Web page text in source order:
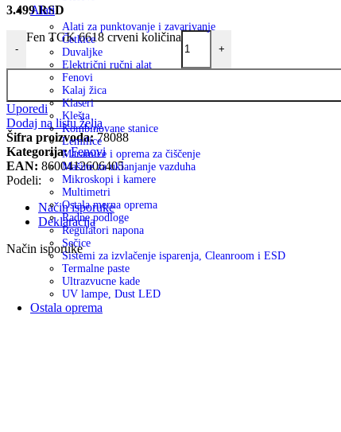
Alati
Alati za punktovanje i zavarivanje
Četkice
Duvaljke
Električni ručni alat
Fenovi
Kalaj žica
Klaseri
Klešta
Kombinovane stanice
Lemilice
Maramice i oprema za čiščenje
Mašine za uklanjanje vazduha
Mikroskopi i kamere
Multimetri
Ostala merna oprema
Radne podloge
Regulatori napona
Sečice
Sistemi za izvlačenje isparenja, Cleanroom i ESD
Termalne paste
Ultrazvucne kade
UV lampe, Dust LED
Ostala oprema
3.499RSD
-
Fen TGK 6618 crveni količina
+
Uporedi
Dodaj na listu želja
Šifra proizvoda:78088
Kategorija: Fenovi
EAN: 8600412606405
Podeli:
Način isporuke
Deklaracija
Način isporuke